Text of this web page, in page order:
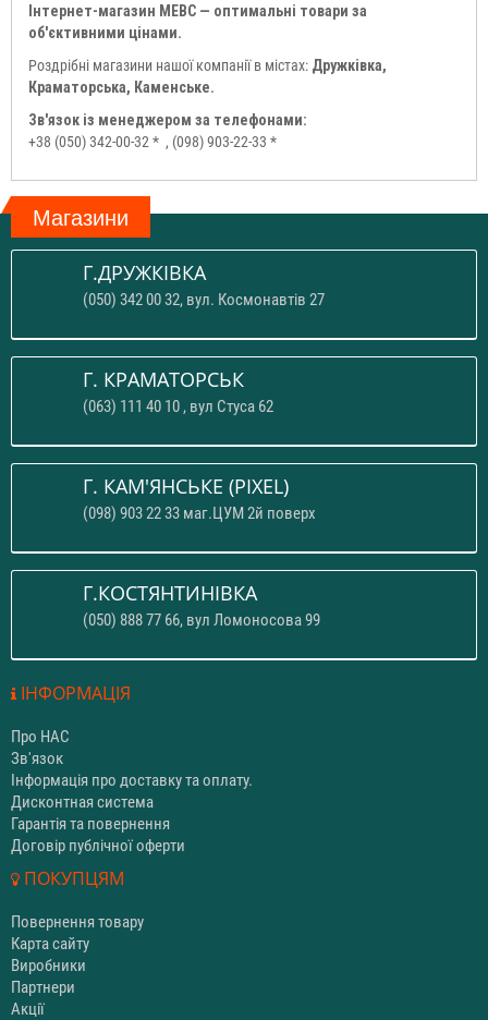
Інтернет-магазин МЕВС — оптимальні товари за
об'єктивними цінами.
Роздрібні магазини нашої компанії в містах: Дружківка,
Краматорська, Каменське.
Зв'язок із менеджером за телефонами:
+38 (050) 342-00-32 * , (098) 903-22-33 *
Магазини
Г.ДРУЖКІВКА
(050) 342 00 32, вул. Космонавтів 27
Г. КРАМАТОРСЬК
(063) 111 40 10 , вул Стуса 62
Г. КАМ'ЯНСЬКЕ (PIXEL)
(098) 903 22 33 маг.ЦУМ 2й поверх
Г.КОСТЯНТИНІВКА
(050) 888 77 66, вул Ломоносова 99
ІНФОРМАЦІЯ
Про НАС
Зв'язок
Інформація про доставку та оплату.
Дисконтная система
Гарантія та повернення
Договір публічної оферти
ПОКУПЦЯМ
Повернення товару
Карта сайту
Виробники
Партнери
Акції